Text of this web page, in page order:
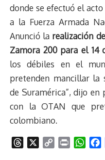
donde se efectuó el
a la Fuerza Armada
Anunció la realización
Zamora 200 para el 14
los débiles en el
pretenden mancillar la
de Suramérica”, dijo
con la OTAN que
colombiano.
W